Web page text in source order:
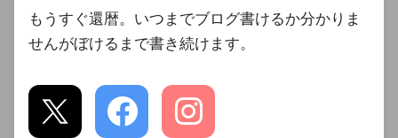
もうすぐ還暦。いつまでブログ書けるか分かりま
せんがぼけるまで書き続けます。